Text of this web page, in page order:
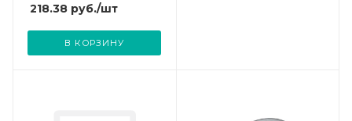
218.38 руб./шт
В КОРЗИНУ